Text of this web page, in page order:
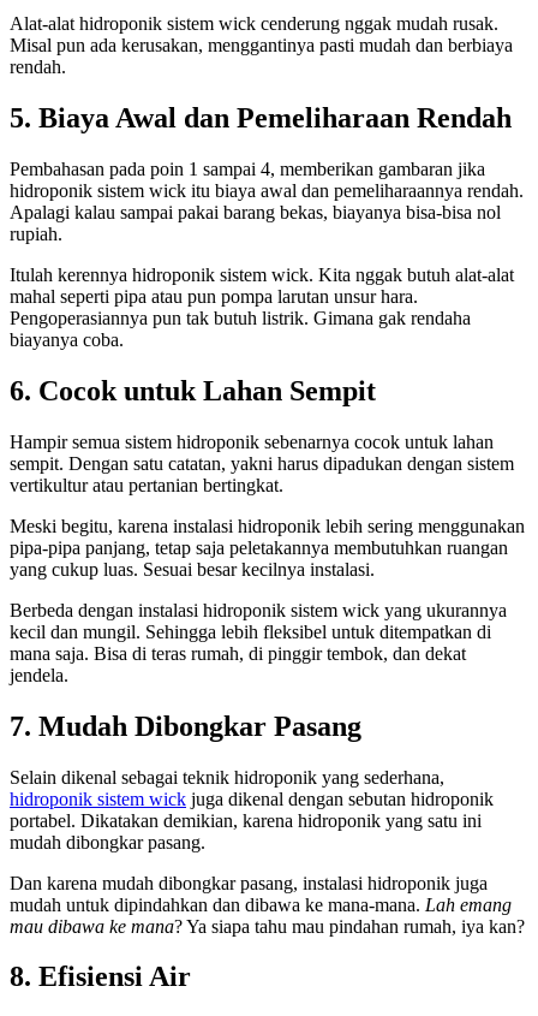
Alat-alat hidroponik sistem wick cenderung nggak mudah rusak.
Misal pun ada kerusakan, menggantinya pasti mudah dan berbiaya
rendah.
5. Biaya Awal dan Pemeliharaan Rendah
Pembahasan pada poin 1 sampai 4, memberikan gambaran jika
hidroponik sistem wick itu biaya awal dan pemeliharaannya rendah.
Apalagi kalau sampai pakai barang bekas, biayanya bisa-bisa nol
rupiah.
Itulah kerennya hidroponik sistem wick. Kita nggak butuh alat-alat
mahal seperti pipa atau pun pompa larutan unsur hara.
Pengoperasiannya pun tak butuh listrik. Gimana gak rendaha
biayanya coba.
6. Cocok untuk Lahan Sempit
Hampir semua sistem hidroponik sebenarnya cocok untuk lahan
sempit. Dengan satu catatan, yakni harus dipadukan dengan sistem
vertikultur atau pertanian bertingkat.
Meski begitu, karena instalasi hidroponik lebih sering menggunakan
pipa-pipa panjang, tetap saja peletakannya membutuhkan ruangan
yang cukup luas. Sesuai besar kecilnya instalasi.
Berbeda dengan instalasi hidroponik sistem wick yang ukurannya
kecil dan mungil. Sehingga lebih fleksibel untuk ditempatkan di
mana saja. Bisa di teras rumah, di pinggir tembok, dan dekat
jendela.
7. Mudah Dibongkar Pasang
Selain dikenal sebagai teknik hidroponik yang sederhana,
hidroponik sistem wick juga dikenal dengan sebutan hidroponik
portabel. Dikatakan demikian, karena hidroponik yang satu ini
mudah dibongkar pasang.
Dan karena mudah dibongkar pasang, instalasi hidroponik juga
mudah untuk dipindahkan dan dibawa ke mana-mana. Lah emang
mau dibawa ke mana? Ya siapa tahu mau pindahan rumah, iya kan?
8. Efisiensi Air